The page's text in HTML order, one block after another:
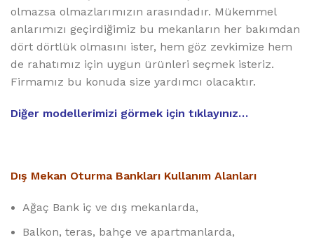
olmazsa olmazlarımızın arasındadır. Mükemmel
anlarımızı geçirdiğimiz bu mekanların her bakımdan
dört dörtlük olmasını ister, hem göz zevkimize hem
de rahatımız için uygun ürünleri seçmek isteriz.
Firmamız bu konuda size yardımcı olacaktır.
Diğer modellerimizi görmek için tıklayınız…
Dış Mekan Oturma Bankları Kullanım Alanları
Ağaç Bank iç ve dış mekanlarda,
Balkon, teras, bahçe ve apartmanlarda,